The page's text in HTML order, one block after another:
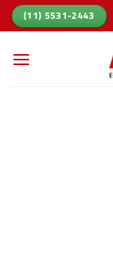
Skip
to
(11) 5531-2443